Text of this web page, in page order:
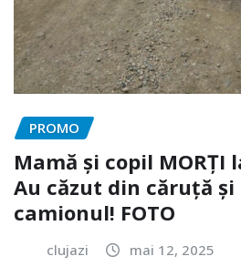
PROMO
Mamă și copil MORȚI
Au căzut din căruță
camionul! FOTO
clujazi mai 12, 2025